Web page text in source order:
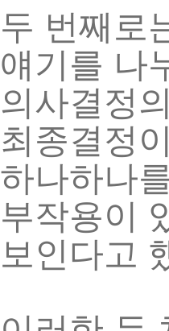
두 번째로
얘기를 나
의사결정의
최종결정이
하나하나
부작용이
보인다고